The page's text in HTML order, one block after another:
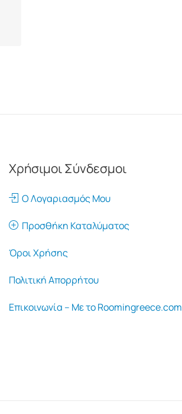
Χρήσιμοι Σύνδεσμοι
Ο Λογαριασμός Μου
Προσθήκη Καταλύματος
Όροι Χρήσης
Πολιτική Απορρήτου
Επικοινωνία – Με το Roomingreece.com